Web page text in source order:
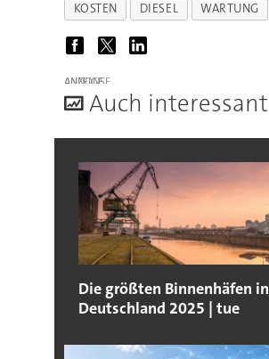
KOSTEN DIESEL WARTUNG
ANZEIGE
Auch interessant
Die größten Binnenhäfen in
Deutschland 2025 | tue